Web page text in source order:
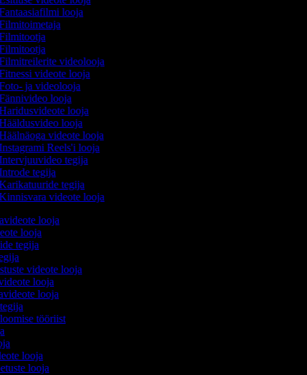
looja
videolooja
videote looja
ja videolooja
looja
looja
looja
videote looja
Reels'i looja
tegija
tegija
tegija
videote looja
looja
looja
tegija
videote looja
looja
looja
tööriist
looja
looja